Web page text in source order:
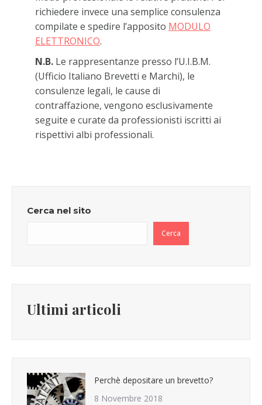
richiedere invece una semplice consulenza
compilate e spedire l’apposito MODULO
ELETTRONICO.
N.B. Le rappresentanze presso l’U.I.B.M.
(Ufficio Italiano Brevetti e Marchi), le
consulenze legali, le cause di
contraffazione, vengono esclusivamente
seguite e curate da professionisti iscritti ai
rispettivi albi professionali.
Cerca nel sito
Cerca
Ultimi articoli
Perchè depositare un brevetto?
8 Novembre 2018